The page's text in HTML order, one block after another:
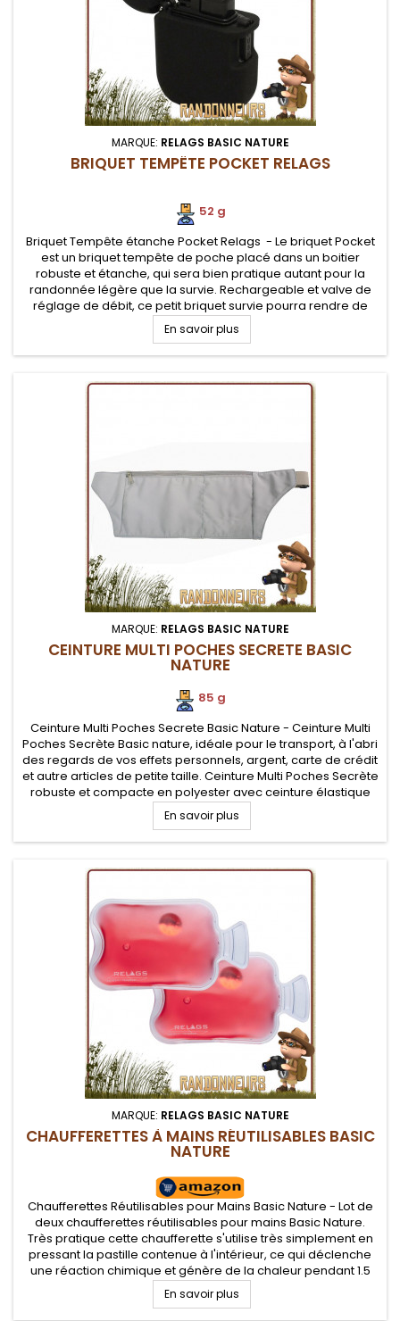
MARQUE: RELAGS BASIC NATURE
BRIQUET TEMPÊTE POCKET RELAGS
52 g
Briquet Tempête étanche Pocket Relags - Le briquet Pocket
est un briquet tempête de poche placé dans un boitier
robuste et étanche, qui sera bien pratique autant pour la
randonnée légère que la survie. Rechargeable et valve de
réglage de débit, ce petit briquet survie pourra rendre de
nombreux services lors d'un bivouac.
En savoir plus
MARQUE: RELAGS BASIC NATURE
CEINTURE MULTI POCHES SECRETE BASIC
NATURE
85 g
Ceinture Multi Poches Secrete Basic Nature - Ceinture Multi
Poches Secrète Basic nature, idéale pour le transport, à l'abri
des regards de vos effets personnels, argent, carte de crédit
et autre articles de petite taille. Ceinture Multi Poches Secrète
robuste et compacte en polyester avec ceinture élastique
pour un meilleur confort de portage
En savoir plus
MARQUE: RELAGS BASIC NATURE
CHAUFFERETTES À MAINS RÉUTILISABLES BASIC
NATURE
Chaufferettes Réutilisables pour Mains Basic Nature - Lot de
deux chaufferettes réutilisables pour mains Basic Nature.
Très pratique cette chaufferette s'utilise très simplement en
pressant la pastille contenue à l'intérieur, ce qui déclenche
une réaction chimique et génère de la chaleur pendant 1.5
heures.
En savoir plus